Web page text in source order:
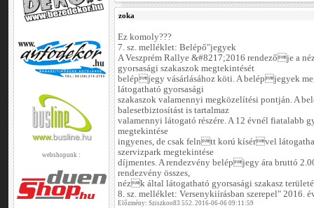
webshopunk :
zoka
Ez komoly???
7. sz. melléklet: Belépő"jegyek
A Veszprém Rallye &#8217;2016 rendezője a
gyorsasági szakaszok megtekintését
belépjegy vásárlásához köti. A belépjegyek
látogatható gyorsasági
szakaszok valamennyi megközelítési pontján. A
balesetbiztosítást is tartalmaz
valamennyi látogató részére. A 12 évnél fiatalabb
megtekintése
ingyenes, de csak felntt korú kísérvel
szervizpark megtekintése
díjmentes. A rendezvény belépjegy ára bruttó
rendezvény összes,
nézk által látogatható gyorsasági szakasz
8. sz. melléklet: Versenykiírásban szerepel" 2016.
Előzmény: Sziszkoo83 552. 2016-06-06 09:11:59